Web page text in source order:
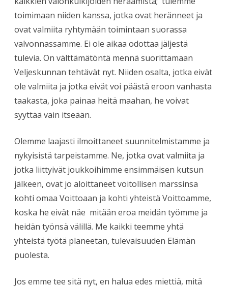
toimimaan niiden kanssa, jotka ovat heränneet ja
ovat valmiita ryhtymään toimintaan suorassa
valvonnassamme. Ei ole aikaa odottaa jäljestä
tulevia. On välttämätöntä mennä suorittamaan
Veljeskunnan tehtävät nyt. Niiden osalta, jotka eivät
ole valmiita ja jotka eivät voi päästä eroon vanhasta
taakasta, joka painaa heitä maahan, he voivat
syyttää vain itseään.
Olemme laajasti ilmoittaneet suunnitelmistamme ja
nykyisistä tarpeistamme. Ne, jotka ovat valmiita ja
jotka liittyivät joukkoihimme ensimmäisen kutsun
jälkeen, ovat jo aloittaneet voitollisen marssinsa
kohti omaa Voittoaan ja kohti yhteistä Voittoamme,
koska he eivät näe mitään eroa meidän työmme ja
heidän työnsä välillä. Me kaikki teemme yhtä
yhteistä työtä planeetan, tulevaisuuden Elämän
puolesta.
Jos emme tee sitä nyt, en halua edes miettiä, mitä